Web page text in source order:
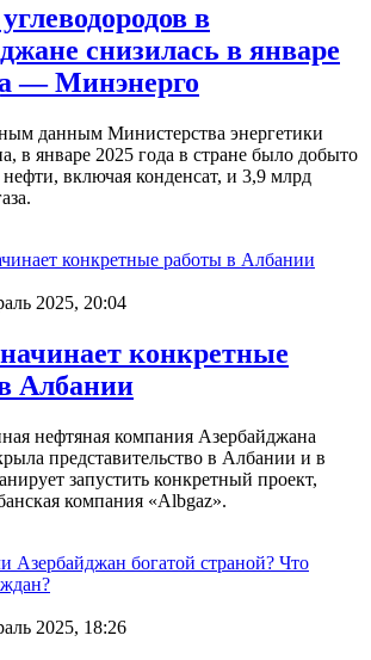
в
снизилась в январе
— Минэнерго
данным Министерства энергетики
в январе 2025 года в стране было добыто
включая конденсат, и 3,9 млрд
2025, 20:04
конкретные
Албании
нефтяная компания Азербайджана
представительство в Албании и в
запустить конкретный проект,
компания «Albgaz».
2025, 18:26